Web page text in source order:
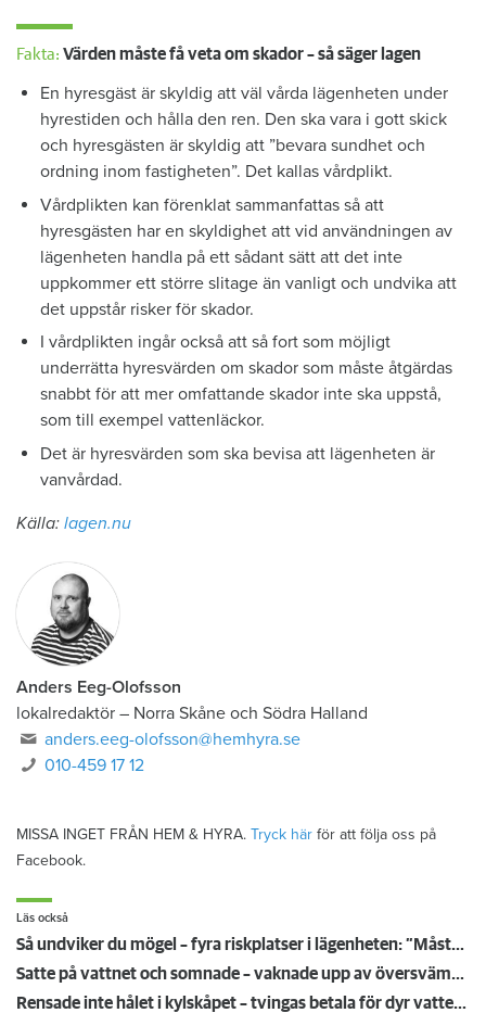
Fakta: Värden måste få veta om skador – så säger lagen
En hyresgäst är skyldig att väl vårda lägenheten under
hyrestiden och hålla den ren. Den ska vara i gott skick
och hyresgästen är skyldig att ”bevara sundhet och
ordning inom fastigheten”. Det kallas vårdplikt.
Vårdplikten kan förenklat sammanfattas så att
hyresgästen har en skyldighet att vid användningen av
lägenheten handla på ett sådant sätt att det inte
uppkommer ett större slitage än vanligt och undvika att
det uppstår risker för skador.
I vårdplikten ingår också att så fort som möjligt
underrätta hyresvärden om skador som måste åtgärdas
snabbt för att mer omfattande skador inte ska uppstå,
som till exempel vattenläckor.
Det är hyresvärden som ska bevisa att lägenheten är
vanvårdad.
Källa: lagen.nu
Anders Eeg-Olofsson
lokalredaktör – Norra Skåne och Södra Halland
anders.eeg-olofsson@hemhyra.se
010-459 17 12
MISSA INGET FRÅN HEM & HYRA. Tryck här för att följa oss på
Facebook.
Läs också
Så undviker du mögel – fyra riskplatser i lägenheten: ”Måste städa bort”
Satte på vattnet och somnade – vaknade upp av översvämning hos grannen
Rensade inte hålet i kylskåpet – tvingas betala för dyr vattenskada